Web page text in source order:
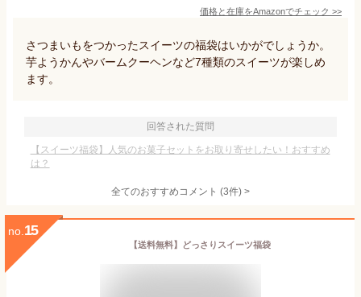
価格と在庫をAmazonでチェック >>
さつまいもをつかったスイーツの福袋はいかがでしょうか。
芋ようかんやバームクーヘンなど7種類のスイーツが楽しめ
ます。
回答された質問
【スイーツ福袋】人気のお菓子セットをお取り寄せしたい！おすすめ
は？
全てのおすすめコメント (3件) >
no. 15
【送料無料】どっさりスイーツ福袋